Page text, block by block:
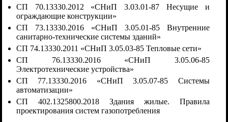
СП 70.13330.2012 «СНиП 3.03.01-87 Несущие и
ограждающие конструкции»
СП 73.13330.2016 «СНиП 3.05.01-85 Внутренние
санитарно-технические системы зданий»
СП 74.13330.2011 «СНиП 3.05.03-85 Тепловые сети»
СП 76.13330.2016 «СНиП 3.05.06-85
Электротехнические устройства»
СП 77.13330.2016 «СНиП 3.05.07-85 Системы
автоматизации»
СП 402.1325800.2018 Здания жилые. Правила
проектирования систем газопотребления